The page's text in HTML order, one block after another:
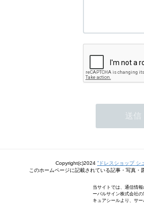
Copyright(c)2024 ”ドレスショップ シ
このホームページに記載されている記事・写真
当サイトでは、通信情
ーバルサイン株式会社
キュアシールより、サ